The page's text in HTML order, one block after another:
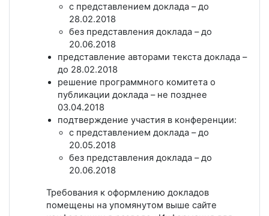
с представлением доклада – до
28.02.2018
без представления доклада – до
20.06.2018
представление авторами текста доклада –
до 28.02.2018
решение программного комитета о
публикации доклада – не позднее
03.04.2018
подтверждение участия в конференции:
с представлением доклада – до
20.05.2018
без представления доклада – до
20.06.2018
Требования к оформлению докладов
помещены на упомянутом выше сайте